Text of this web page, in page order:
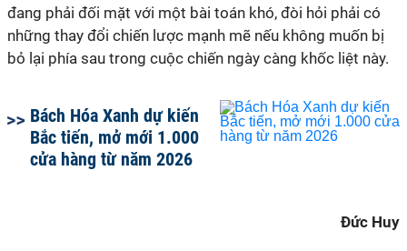
đang phải đối mặt với một bài toán khó, đòi hỏi phải có
những thay đổi chiến lược mạnh mẽ nếu không muốn bị
bỏ lại phía sau trong cuộc chiến ngày càng khốc liệt này.
Bách Hóa Xanh dự kiến
Bắc tiến, mở mới 1.000
cửa hàng từ năm 2026
Đức Huy